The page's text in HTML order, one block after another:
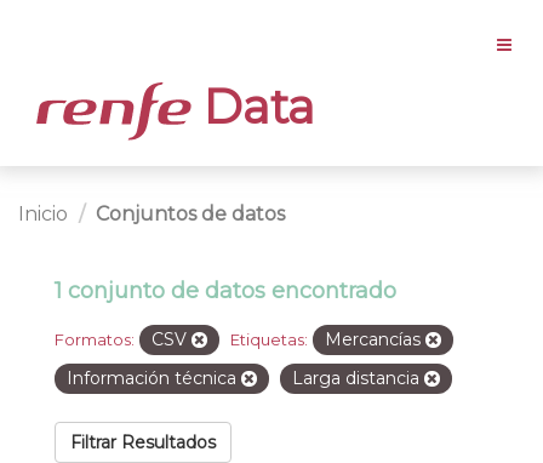
Data
Inicio Conjuntos de datos
1 conjunto de datos encontrado
Formatos: CSV Etiquetas:
Mercancías
Información técnica
Larga distancia
Filtrar Resultados